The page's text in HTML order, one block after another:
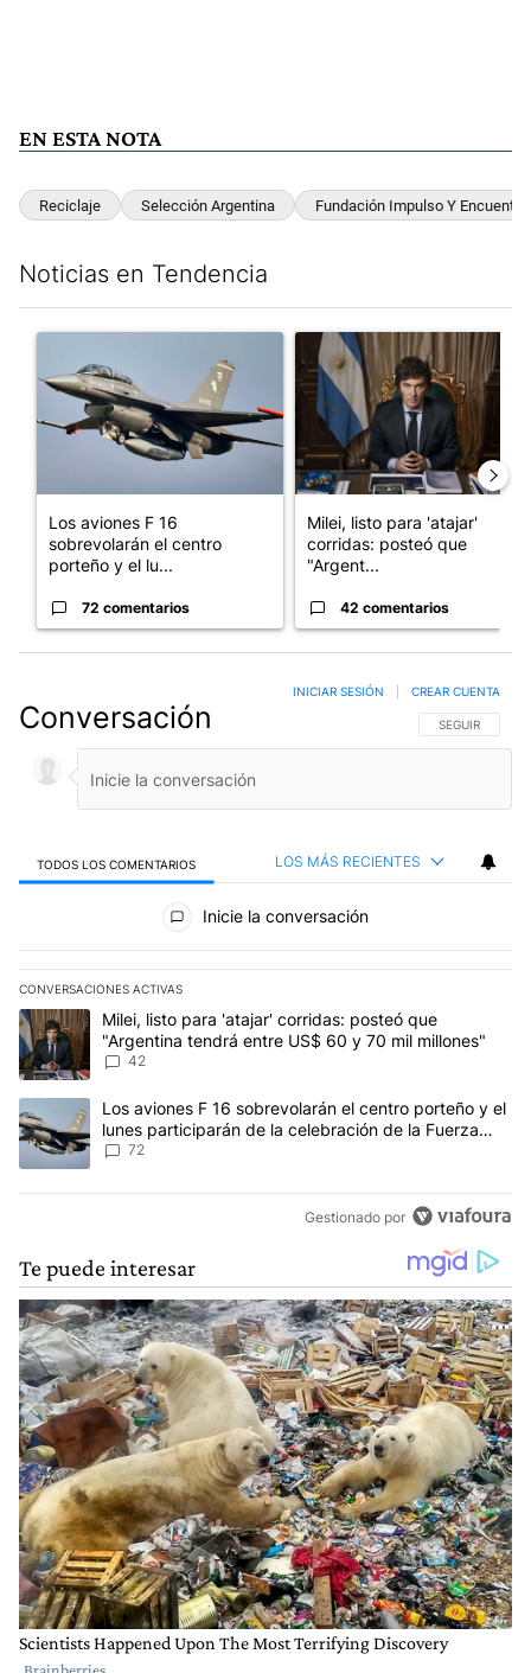
EN ESTA NOTA
Reciclaje Selección Argentina Fundación Impulso Y Encuentro
Noticias en Tendencia
Un artículo de tendencia con el título "Los aviones F 16
Los aviones F 16
sobrevolarán el centro
porteño y el lu...
72 comentarios
Un artículo de tendencia
Milei, listo para 'atajar'
corridas: posteó que
"Argent...
42 comentarios
Conversación SIGA ESTA
SEGUIR
INICIAR SESIÓN CREAR CUENTA
TODOS LOS COMENTARIOS LOS MÁS RECIENTES
Todos los comentarios
Inicie la conversación
CONVERSACIONES ACTIVAS
Este listado muestra los artículos con más comentarios en los
Un artículo de tendencia con el título "Milei, listo para 'atajar'
Milei, listo para 'atajar' corridas: posteó que
"Argentina tendrá entre US$ 60 y 70 mil millones"
42
Un artículo de tendencia con el título "Los aviones F 16
Los aviones F 16 sobrevolarán el centro porteño y el
lunes participarán de la celebración de la Fuerza
Aérea
72
Gestionado por